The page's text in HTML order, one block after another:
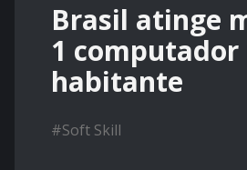
Brasil atinge
1
habitante
#Soft Skill